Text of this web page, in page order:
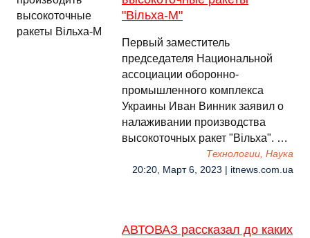
"Вільха-М"
Первый заместитель
председателя Национальной
ассоциации оборонно-
промышленного комплекса
Украины Иван Винник заявил о
налаживании производства
высокоточных ракет "Вільха". …
Технологии, Наука
20:20, Март 6, 2023 | itnews.com.ua
АВТОВАЗ рассказал до каких